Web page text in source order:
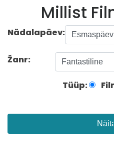
Millist
Nädalapäev:
Žanr:
Tüüp: